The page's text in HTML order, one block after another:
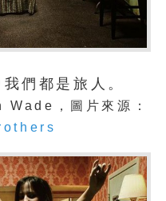
們都是旅人。
，圖片來源：